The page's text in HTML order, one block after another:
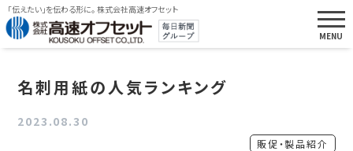
「伝えたい」を伝わる形に。 株式会社高速オフセット
名刺用紙の人気ランキング
2023.08.30
販促・製品紹介